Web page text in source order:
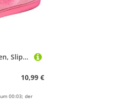
Plüsch Pantoffeln Damen, Slippers Flauschige Winter Hausschuhe Schlappen Plüsch Plüschschuhe Geschlossen Katze Pantoffeln Damen-Hausschuhe Hüttenschuhe Haus Schuhe Filzpantoffeln Winterhausschuhe
10,99 €
00:03; der